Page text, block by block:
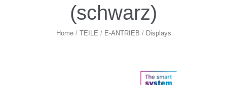
(schwarz)
Home/ TEILE / E-ANTRIEB / Displays